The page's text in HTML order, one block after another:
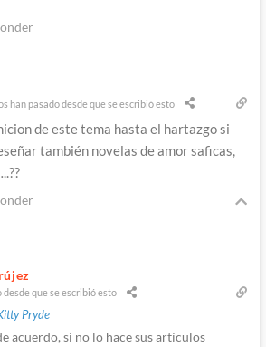
han pasado desde que se escribió esto
de este tema hasta el hartazgo si
también novelas de amor saficas,
desde que se escribió esto
Pryde
acuerdo, si no lo hace sus artículos